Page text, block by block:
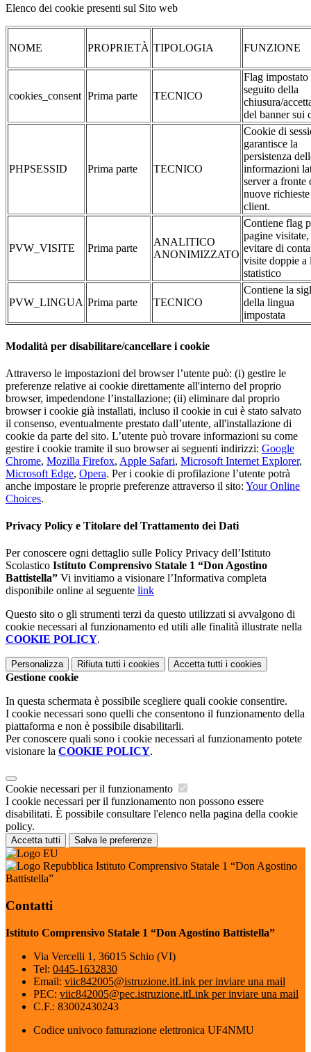
Elenco dei cookie presenti sul Sito web
NOME PROPRIETÀ TIPOLOGIA FUNZIONE
cookies_consent Prima parte TECNICO
Flag impostato
seguito della
chiusura/
del banner sui
PHPSESSID Prima parte TECNICO
Cookie di
garantisce la
persistenza
informazioni
server a fronte
nuove
client.
PVW_VISITE Prima parte
ANALITICO
ANONIMIZZATO
Contiene flag
pagine visitate,
evitare di
visite doppie a
statistico
PVW_LINGUA Prima parte TECNICO
Contiene la
della lingua
impostata
Modalità per disabilitare/cancellare i cookie
Attraverso le impostazioni del browser l’utente può: (i) gestire le
preferenze relative ai cookie direttamente all'interno del proprio
browser, impedendone l’installazione; (ii) eliminare dal proprio
browser i cookie già installati, incluso il cookie in cui è stato salvato
il consenso, eventualmente prestato dall’utente, all'installazione di
cookie da parte del sito. L’utente può trovare informazioni su come
gestire i cookie tramite il suo browser ai seguenti indirizzi: Google
Chrome, Mozilla Firefox, Apple Safari, Microsoft Internet Explorer,
Microsoft Edge, Opera. Per i cookie di profilazione l’utente potrà
anche impostare le proprie preferenze attraverso il sito: Your Online
Choices.
Privacy Policy e Titolare del Trattamento dei Dati
Per conoscere ogni dettaglio sulle Policy Privacy dell’Istituto
Scolastico Istituto Comprensivo Statale 1 “Don Agostino
Battistella” Vi invitiamo a visionare l’Informativa completa
disponibile online al seguente link
Questo sito o gli strumenti terzi da questo utilizzati si avvalgono di
cookie necessari al funzionamento ed utili alle finalità illustrate nella
COOKIE POLICY.
Personalizza Rifiuta tutti i cookies Accetta tutti i cookies
Gestione cookie
In questa schermata è possibile scegliere quali cookie consentire.
I cookie necessari sono quelli che consentono il funzionamento della
piattaforma e non è possibile disabilitarli.
Per conoscere quali sono i cookie necessari al funzionamento potete
visionare la COOKIE POLICY.
Cookie necessari per il funzionamento
I cookie necessari per il funzionamento non possono essere
disabilitati. È possibile consultare l'elenco nella pagina della cookie
policy.
Accetta tutti Salva le preferenze
Istituto Comprensivo Statale 1 “Don Agostino
Battistella”
Contatti
Istituto Comprensivo Statale 1 “Don Agostino Battistella”
Via Vercelli 1, 36015 Schio (VI)
Tel: 0445-1632830
Email: viic842005@istruzione.itLink per inviare una mail
PEC: viic842005@pec.istruzione.itLink per inviare una mail
C.F.: 83002430243
Codice univoco fatturazione elettronica UF4NMU